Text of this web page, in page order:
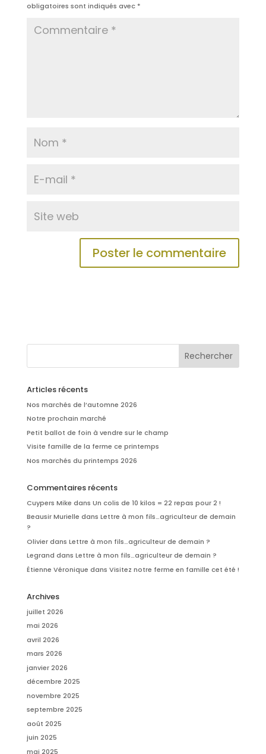
obligatoires sont indiqués avec *
Articles récents
Nos marchés de l’automne 2026
Notre prochain marché
Petit ballot de foin à vendre sur le champ
Visite famille de la ferme ce printemps
Nos marchés du printemps 2026
Commentaires récents
Cuypers Mike dans Un colis de 10 kilos = 22 repas pour 2 !
Beausir Murielle dans Lettre à mon fils…agriculteur de demain
?
Olivierdans Lettre à mon fils…agriculteur de demain ?
Legrand dans Lettre à mon fils…agriculteur de demain ?
Étienne Véronique dans Visitez notre ferme en famille cet été !
Archives
juillet 2026
mai 2026
avril 2026
mars 2026
janvier 2026
décembre 2025
novembre 2025
septembre 2025
août 2025
juin 2025
mai 2025